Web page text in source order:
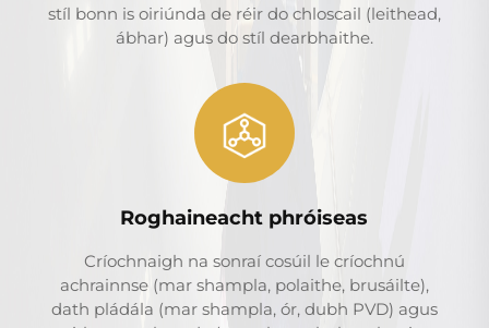
stíl bonn is oiriúnda de réir do chloscail (leithead,
ábhar) agus do stíl dearbhaithe.
Roghaineacht phróiseas
Críochnaigh na sonraí cosúil le críochnú
achrainnse (mar shampla, polaithe, brusáilte),
dath pládála (mar shampla, ór, dubh PVD) agus